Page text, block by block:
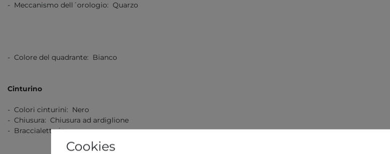
- Meccanismo dell´orologio: Quarzo
- Colore del quadrante: Bianco
Cinturino
- Colori cinturini: Nero
- Chiusura: Chiusura ad ardiglione
- Braccialetto in:
Cookies